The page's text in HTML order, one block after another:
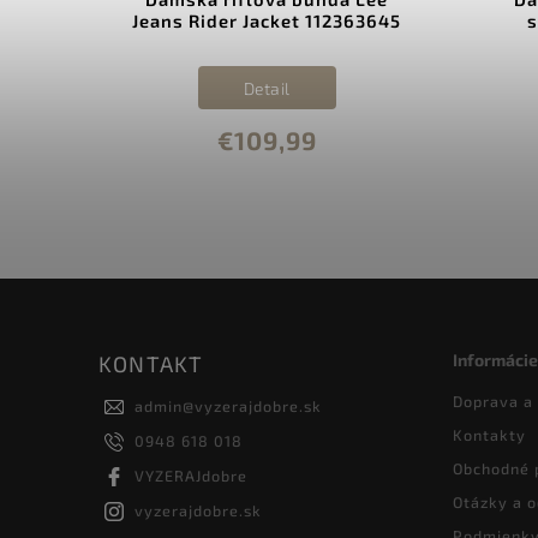
Jeans Rider Jacket 112363645
€109,99
KONTAKT
admin@vyzerajdobre.sk
0948 618 018
VYZERAJdobre
vyzerajdobre.sk
Doprava
Kontakty
Obchodné
Otázky a